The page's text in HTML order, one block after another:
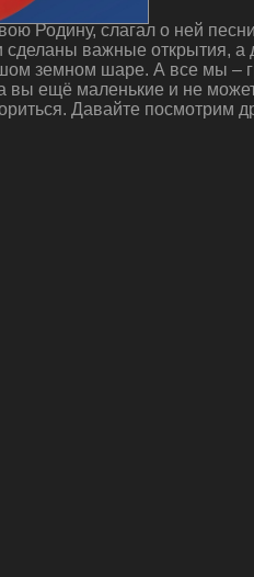
Родину, слагал о ней
важные открытия, а
земном шаре. А все мы –
вы ещё маленькие и не
Давайте посмотрим